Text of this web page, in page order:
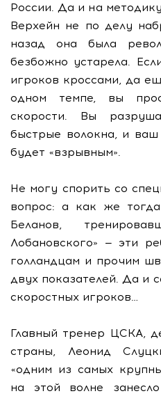
России. Да и на
Верхейн не по делу
назад она была
безбожно устарела.
игроков кроссами, да
одном темпе, вы
скорости. Вы
быстрые волокна, и
будет «взрывным».
Не могу спорить со
вопрос: а как же
Беланов,
Лобановского» — эти
голландцам и прочим
двух показателей. Да и
скоростных игроков…
Главный тренер ЦСКА,
страны, Леонид
«одним из самых
на этой волне